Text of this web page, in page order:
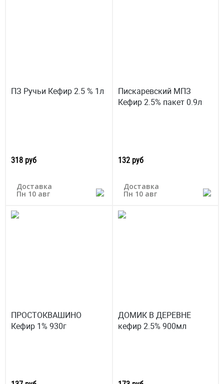
ПЗ Ручьи Кефир 2.5 % 1л
318 руб
Доставка
Пн 10 авг
Пискаревский МПЗ
Кефир 2.5% пакет 0.9л
132 руб
Доставка
Пн 10 авг
ПРОСТОКВАШИНО
Кефир 1% 930г
ДОМИК В ДЕРЕВНЕ
кефир 2.5% 900мл